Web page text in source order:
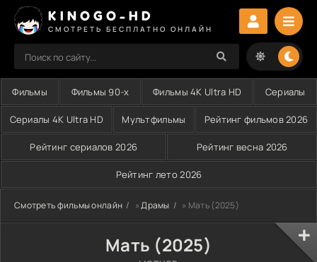
KINOGO-HD
СМОТРЕТЬ БЕСПЛАТНО ОНЛАЙН
Фильмы Фильмы 90-х Фильмы 4K Ultra HD Сериалы
Сериалы 4K Ultra HD Мультфильмы Рейтинг фильмов 2026
Рейтинг сериалов 2026 Рейтинг весна 2026
Рейтинг лето 2026
Смотреть фильмы онлайн »Драмы » Мать (2025)
Мать (2025)